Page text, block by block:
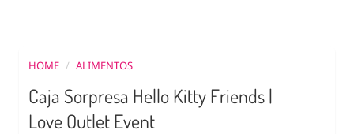
HOME / ALIMENTOS
Caja Sorpresa Hello Kitty Friends |
Love Outlet Event